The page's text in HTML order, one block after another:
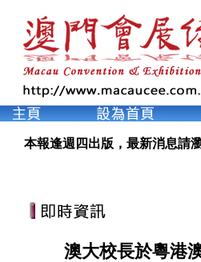
本報逢週四出版，最新消息請
澳大校長於粵港